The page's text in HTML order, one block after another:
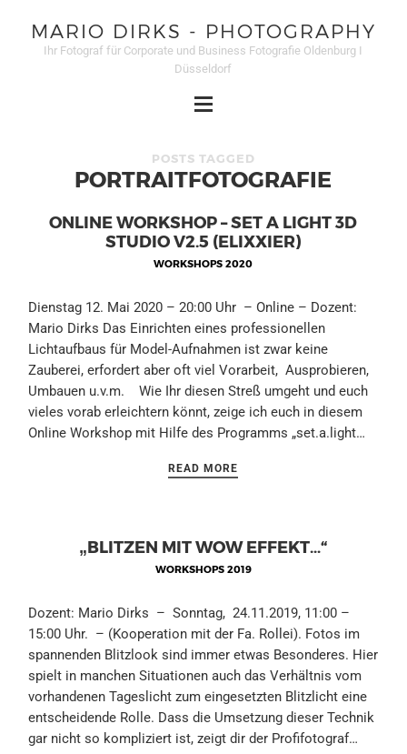
MARIO DIRKS - PHOTOGRAPHY
Ihr Fotograf für Corporate und Business Fotografie Oldenburg I
Düsseldorf
POSTS TAGGED
PORTRAITFOTOGRAFIE
ONLINE WORKSHOP – SET A LIGHT 3D
STUDIO V2.5 (ELIXXIER)
WORKSHOPS 2020
Dienstag 12. Mai 2020 – 20:00 Uhr – Online – Dozent:
Mario Dirks Das Einrichten eines professionellen
Lichtaufbaus für Model-Aufnahmen ist zwar keine
Zauberei, erfordert aber oft viel Vorarbeit, Ausprobieren,
Umbauen u.v.m. Wie Ihr diesen Streß umgeht und euch
vieles vorab erleichtern könnt, zeige ich euch in diesem
Online Workshop mit Hilfe des Programms „set.a.light…
READ MORE
„BLITZEN MIT WOW EFFEKT…“
WORKSHOPS 2019
Dozent: Mario Dirks – Sonntag, 24.11.2019, 11:00 –
15:00 Uhr. – (Kooperation mit der Fa. Rollei). Fotos im
spannenden Blitzlook sind immer etwas Besonderes. Hier
spielt in manchen Situationen auch das Verhältnis vom
vorhandenen Tageslicht zum eingesetzten Blitzlicht eine
entscheidende Rolle. Dass die Umsetzung dieser Technik
gar nicht so kompliziert ist, zeigt dir der Profifotograf…